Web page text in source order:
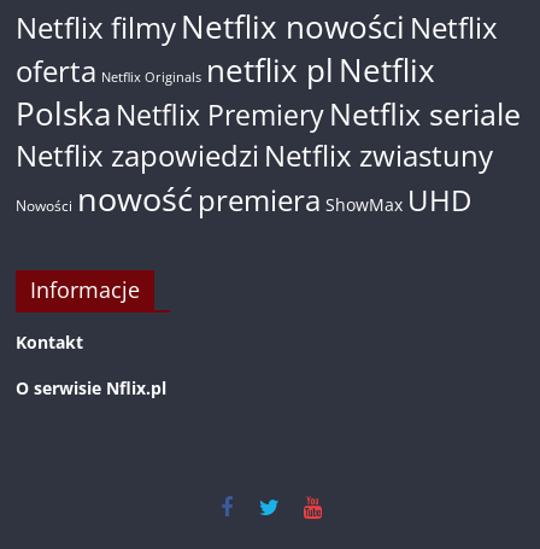
Netflix filmyNetflix nowości Netflix
oferta Netflix Originals netflix pl Netflix
Polska Netflix PremieryNetflix seriale
Netflix zapowiedzi Netflix zwiastuny
Nowości nowość premiera ShowMax UHD
Informacje
Kontakt
O serwisie Nflix.pl